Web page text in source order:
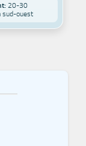
20-30
sud-ouest